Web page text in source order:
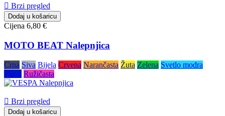
 Brzi pregled
Dodaj u košaricu
Cijena 6,80 €
MOTO BEAT Nalepnjica
Crna Siva Bijela Crvena Narančasta Žuta Zelena Svetlo modra
Plava Ružičasta
 Brzi pregled
Dodaj u košaricu